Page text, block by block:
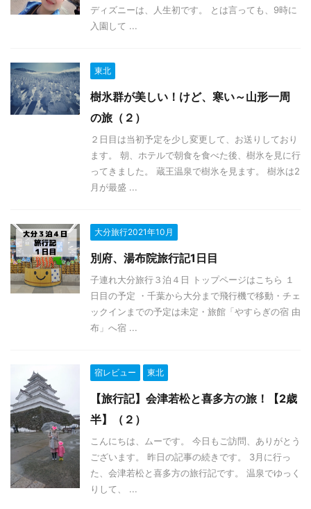
ディズニーは、人生初です。 とは言っても、9時に
入園して ...
東北
樹氷群が美しい！けど、寒い～山形一周
の旅（２）
２日目は当初予定を少し変更して、お送りしており
ます。 朝、ホテルで朝食を食べた後、樹氷を見に行
ってきました。 蔵王温泉で樹氷を見ます。 樹氷は2
月が最盛 ...
大分旅行2021年10月
別府、湯布院旅行記1日目
子連れ大分旅行３泊４日 トップページはこちら １
日目の予定 ・千葉から大分まで飛行機で移動・チェ
ックインまでの予定は未定・旅館「やすらぎの宿 由
布」へ宿 ...
宿レビュー 東北
【旅行記】会津若松と喜多方の旅！【2歳
半】（２）
こんにちは、ムーです。 今日もご訪問、ありがとう
ございます。 昨日の記事の続きです。 3月に行っ
た、会津若松と喜多方の旅行記です。 温泉でゆっく
りして、 ...